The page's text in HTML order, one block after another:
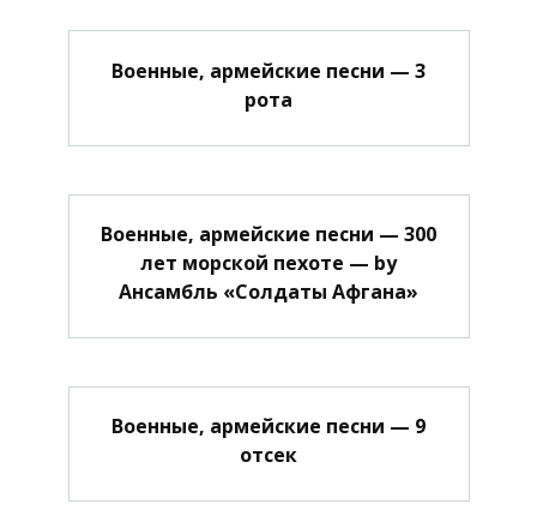
Военные, армейские песни — 3
рота
Военные, армейские песни — 300
лет морской пехоте — by
Ансамбль «Солдаты Афгана»
Военные, армейские песни — 9
отсек